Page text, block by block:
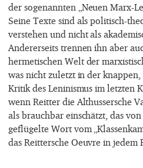
der sogenannten „Neuen Marx-
Seine Texte sind als politisch-
verstehen und nicht als
Andererseits trennen ihn aber
hermetischen Welt der
was nicht zuletzt in der
Kritik des Leninismus im letzten
wenn Reitter die Althussersche
als brauchbar einschätzt, das
geflügelte Wort vom
das Reittersche Oeuvre in jedem